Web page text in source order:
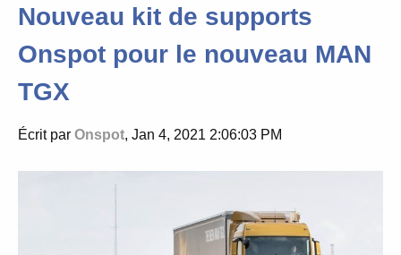
Nouveau kit de supports
Onspot pour le nouveau MAN
TGX
Écrit par Onspot, Jan 4, 2021 2:06:03 PM